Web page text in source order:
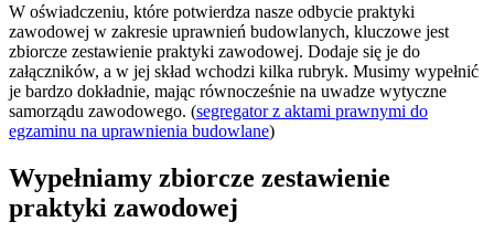
W oświadczeniu, które potwierdza nasze odbycie praktyki
zawodowej w zakresie uprawnień budowlanych, kluczowe jest
zbiorcze zestawienie praktyki zawodowej. Dodaje się je do
załączników, a w jej skład wchodzi kilka rubryk. Musimy wypełnić
je bardzo dokładnie, mając równocześnie na uwadze wytyczne
samorządu zawodowego. (segregator z aktami prawnymi do
egzaminu na uprawnienia budowlane)
Wypełniamy zbiorcze zestawienie
praktyki zawodowej